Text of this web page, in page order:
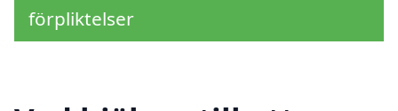
förpliktelser